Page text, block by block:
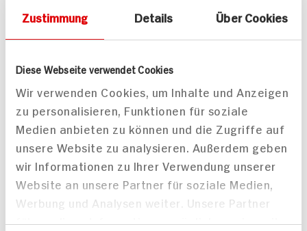
Zustimmung Details Über Cookies
Diese Webseite verwendet Cookies
Wir verwenden Cookies, um Inhalte und Anzeigen
zu personalisieren, Funktionen für soziale
Medien anbieten zu können und die Zugriffe auf
unsere Website zu analysieren. Außerdem geben
wir Informationen zu Ihrer Verwendung unserer
Website an unsere Partner für soziale Medien,
Werbung und Analysen weiter. Unsere Partner
führen diese Informationen möglicherweise mit